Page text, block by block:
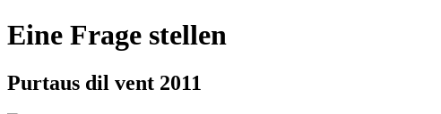
Eine Frage stellen
Purtaus dil vent 2011